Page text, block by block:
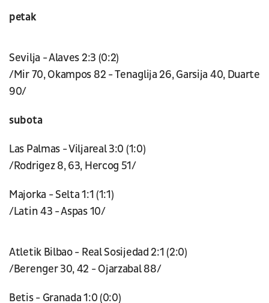
petak
Sevilja - Alaves 2:3 (0:2)
/Mir 70, Okampos 82 - Tenaglija 26, Garsija 40, Duarte
90/
subota
Las Palmas - Viljareal 3:0 (1:0)
/Rodrigez 8, 63, Hercog 51/
Majorka - Selta 1:1 (1:1)
/Latin 43 - Aspas 10/
Atletik Bilbao - Real Sosijedad 2:1 (2:0)
/Berenger 30, 42 - Ojarzabal 88/
Betis - Granada 1:0 (0:0)